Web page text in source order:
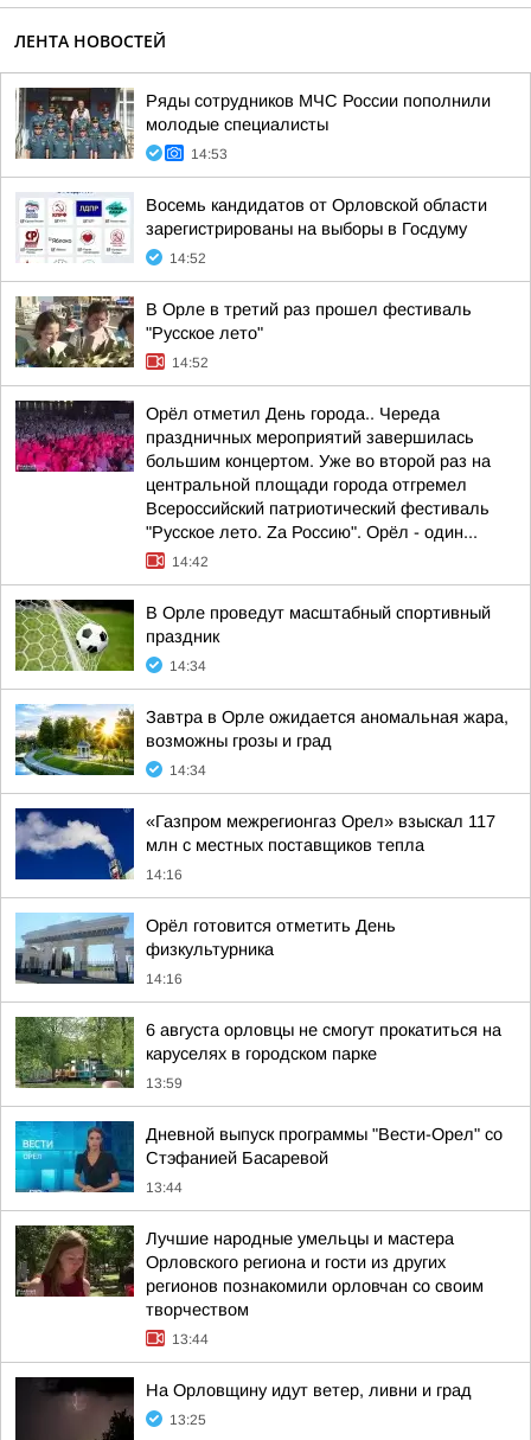
ЛЕНТА НОВОСТЕЙ
Ряды сотрудников МЧС России пополнили
молодые специалисты
14:53
Восемь кандидатов от Орловской области
зарегистрированы на выборы в Госдуму
14:52
В Орле в третий раз прошел фестиваль
"Русское лето"
14:52
Орёл отметил День города.. Череда
праздничных мероприятий завершилась
большим концертом. Уже во второй раз на
центральной площади города отгремел
Всероссийский патриотический фестиваль
"Русское лето. Zа Россию". Орёл - один...
14:42
В Орле проведут масштабный спортивный
праздник
14:34
Завтра в Орле ожидается аномальная жара,
возможны грозы и град
14:34
«Газпром межрегионгаз Орел» взыскал 117
млн с местных поставщиков тепла
14:16
Орёл готовится отметить День
физкультурника
14:16
6 августа орловцы не смогут прокатиться на
каруселях в городском парке
13:59
Дневной выпуск программы "Вести-Орел" со
Стэфанией Басаревой
13:44
Лучшие народные умельцы и мастера
Орловского региона и гости из других
регионов познакомили орловчан со своим
творчеством
13:44
На Орловщину идут ветер, ливни и град
13:25